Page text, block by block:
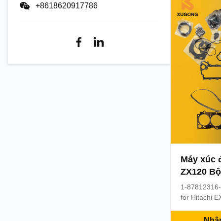
+8618620917786
nặng.
Máy xúc
ZX120
Isuzu
tháng
1-
for Hitachi
316-1 1.